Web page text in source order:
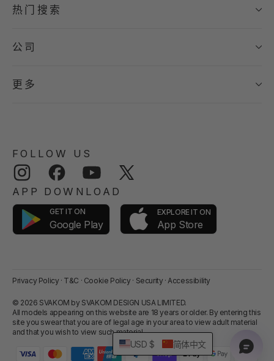
热门搜索
公司
更多
FOLLOW US
Instagram Facebook YouTube
APP DOWNLOAD
GET IT ON
Google Play
EXPLORE IT ON
App Store
Privacy Policy · T&C · Cookie Policy · Security · Accessibility
© 2026 SVAKOM by SVAKOM DESIGN USA LIMITED.
All models appearing on this website are 18 years or older. By entering this
site you swear that you are of legal age in your area to view adult material
and that you wish to view such material.
USD $ 简体中文